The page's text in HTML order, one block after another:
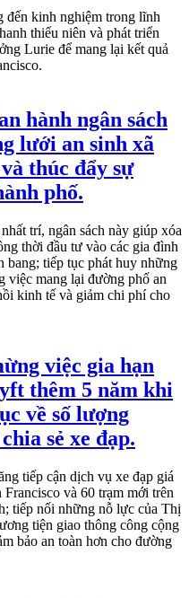
đến kinh nghiệm trong lĩnh
thiếu niên và phát triển
Lurie để mang lại kết quả
hành ngân sách
lưới an sinh xã
thúc đẩy sự
phố.
trí, ngân sách này giúp xóa
thời đầu tư vào các gia đình
bang; tiếp tục phát huy những
việc mang lại đường phố an
kinh tế và giảm chi phí cho
việc gia hạn
thêm 5 năm khi
về số lượng
sẻ xe đạp.
tiếp cận dịch vụ xe đạp giá
và 60 trạm mới trên
tiếp nối những nỗ lực của Thị
tiện giao thông công cộng
bảo an toàn hơn cho đường